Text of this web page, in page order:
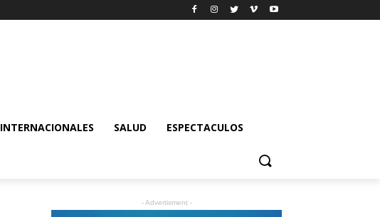
INTERNACIONALES SALUD ESPECTACULOS
- Advertisment -